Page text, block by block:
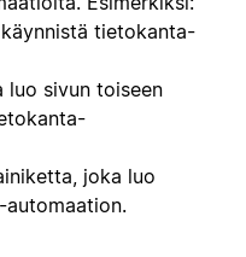
tietokanta-
sivun toiseen
joka luo
automaation.